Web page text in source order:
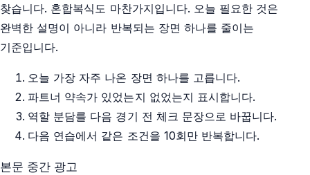
찾습니다. 혼합복식도 마찬가지입니다. 오늘 필요한 것은
완벽한 설명이 아니라 반복되는 장면 하나를 줄이는
기준입니다.
오늘 가장 자주 나온 장면 하나를 고릅니다.
파트너 약속가 있었는지 없었는지 표시합니다.
역할 분담를 다음 경기 전 체크 문장으로 바꿉니다.
다음 연습에서 같은 조건을 10회만 반복합니다.
본문 중간 광고